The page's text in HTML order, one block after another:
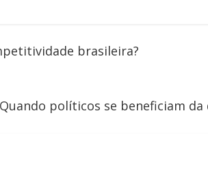
brasileira?
Quando políticos se beneficiam da